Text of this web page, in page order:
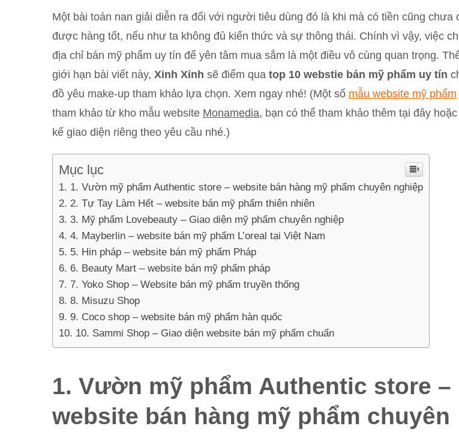
Một bài toán nan giải diễn ra đối với người tiêu dùng đó là khi mà có tiền cũng chưa
được hàng tốt, nếu như ta không đủ kiến thức và sự thông thái. Chính vì vậy, việc
địa chỉ bán mỹ phẩm uy tín để yên tâm mua sắm là một điều vô cùng quan trọng.
giới hạn bài viết này, Xinh Xinh sẽ điểm qua top 10 webstie bán mỹ phẩm uy tín
đồ yêu make-up tham khảo lựa chọn. Xem ngay nhé! (Một số mẫu website mỹ phẩm
tham khảo từ kho mẫu website Monamedia, bạn có thể tham khảo thêm tại đây
kế giao diện riêng theo yêu cầu nhé.)
Mục lục
1. Vườn mỹ phẩm Authentic store – website bán hàng mỹ phẩm chuyên nghiệp
2. Tự Tay Làm Hết – website bán mỹ phẩm thiên nhiên
3. Mỹ phẩm Lovebeauty – Giao diện mỹ phẩm chuyên nghiệp
4. Mayberlin – website bán mỹ phẩm L’oreal tại Việt Nam
5. Hin pháp – website bán mỹ phẩm Pháp
6. Beauty Mart – website bán mỹ phẩm pháp
7. Yoko Shop – Website bán mỹ phẩm truyền thống
8. Misuzu Shop
9. Coco shop – website bán mỹ phẩm hàn quốc
10. Sammi Shop – Giao diện website bán mỹ phẩm chuẩn
1. Vườn mỹ phẩm Authentic store –
website bán hàng mỹ phẩm chuyên